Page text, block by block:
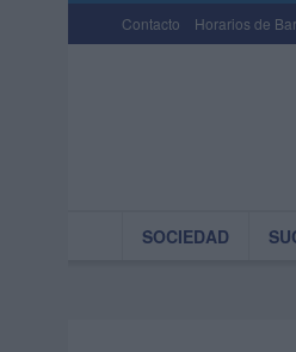
Contacto Horarios de
SOCIEDAD